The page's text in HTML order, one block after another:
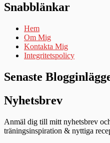
Snabblänkar
Hem
Om Mig
Kontakta Mig
Integritetspolicy
Senaste
Nyhetsbrev
Anmäl dig till mitt nyhetsbrev
träningsinspiration & nyttiga